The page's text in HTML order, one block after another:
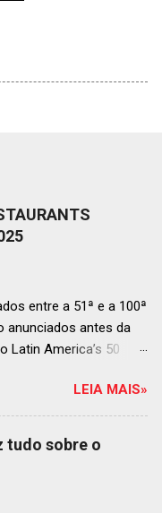
entre a 51ª e a 100ª
anunciados antes da
Latin America’s 50
Guatemala
brasileiro mais
estendida O Latin
anunciou hoje a
No.51 a No.100,em
LEIA MAIS»
tudo sobre o